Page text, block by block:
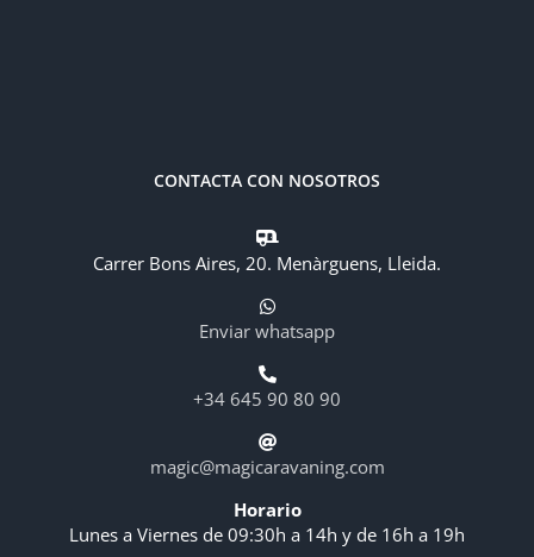
CONTACTA CON NOSOTROS
Carrer Bons Aires, 20. Menàrguens, Lleida.
Enviar whatsapp
+34 645 90 80 90
magic@magicaravaning.com
Horario
Lunes a Viernes de 09:30h a 14h y de 16h a 19h